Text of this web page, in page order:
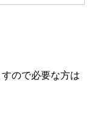
ので必要な方は